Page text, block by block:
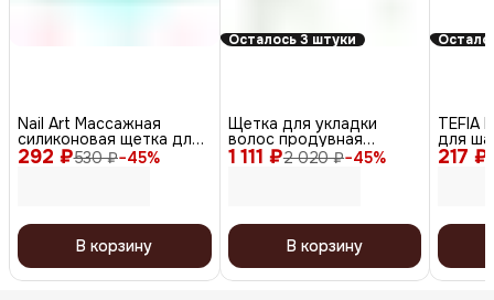
292 ₽530 ₽−45%
Nail Art Массажная
силиконовая щетка для
мытья волос и кожи
головы, зеленый
В корзину
Осталось 3 штуки
1 111 ₽2 020 ₽−45%
Щетка для укладки
волос продувная
широкая / Banana Black
BNN82, черный
В корзину
217 ₽
TEFIA
для